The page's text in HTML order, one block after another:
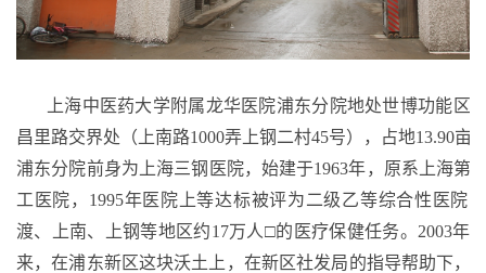
上海中医药大学附属龙华医院浦东分院地处世博功能区
昌里路交界处（上南路1000弄上钢二村45号），占地13.90亩
浦东分院前身为上海三钢医院，始建于1963年，原系上海第
工医院，1995年医院上等达标被评为二级乙等综合性医院
渡、上南、上钢等地区约17万人□的医疗保健任务。2003年
来，在浦东新区这块沃土上，在新区社发局的指导帮助下，